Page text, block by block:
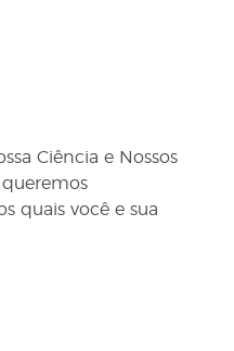
Ciência e Nossos
quais você e sua